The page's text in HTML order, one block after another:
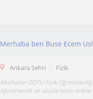
Ankara Sehri Fizik
Merhaba! ODTÜ Fizik
öğretmenlik ve uluslararası online